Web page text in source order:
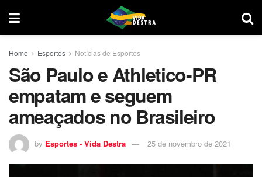
Home Esportes Notícias de Esportes
São Paulo e Athletico-PR
empatam e seguem
ameaçados no Brasileiro
by Esportes - Vida Destra 25 de novembro de 2021